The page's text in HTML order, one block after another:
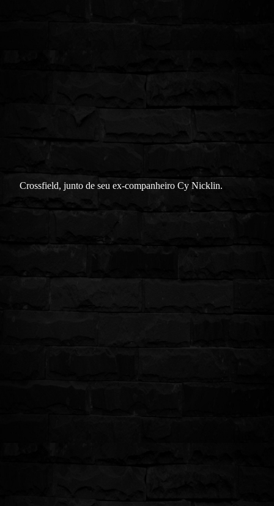
Crossfield, junto de seu ex-companheiro Cy Nicklin.